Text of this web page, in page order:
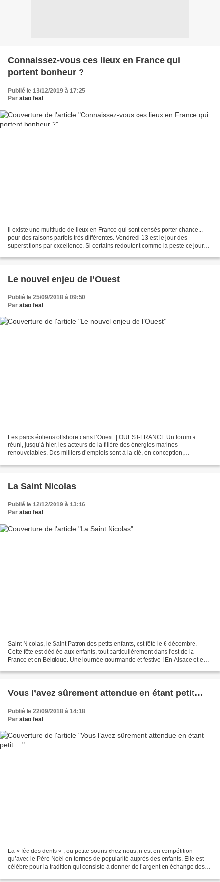
Connaissez-vous ces lieux en France qui
portent bonheur ?
Publié le 13/12/2019 à 17:25
Par atao feal
Il existe une multitude de lieux en France qui sont censés porter chance...
pour des raisons parfois très différentes. Vendredi 13 est le jour des
superstitions par excellence. Si certains redoutent comme la peste ce jour
Le nouvel enjeu de l’Ouest
Publié le 25/09/2018 à 09:50
Par atao feal
Les parcs éoliens offshore dans l’Ouest. | OUEST-FRANCE Un forum a
réuni, jusqu’à hier, les acteurs de la filière des énergies marines
renouvelables. Des milliers d’emplois sont à la clé, en conception,
La Saint Nicolas
Publié le 12/12/2019 à 13:16
Par atao feal
Saint Nicolas, le Saint Patron des petits enfants, est fêté le 6 décembre.
Cette fête est dédiée aux enfants, tout particulièrement dans l'est de la
France et en Belgique. Une journée gourmande et festive ! En Alsace et en
Vous l’avez sûrement attendue en étant petit…
Publié le 22/09/2018 à 14:18
Par atao feal
La « fée des dents » , ou petite souris chez nous, n’est en compétition
qu’avec le Père Noël en termes de popularité auprès des enfants. Elle est
célèbre pour la tradition qui consiste à donner de l’argent en échange des